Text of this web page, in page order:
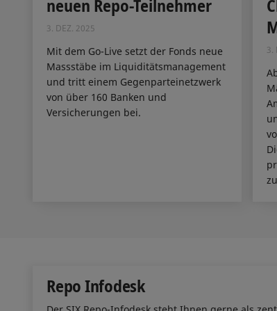
neuen Repo-Teilnehmer
3. DEZ. 2025
Mit dem Go-Live setzt der Fonds neue
Massstäbe im Liquiditätsmanagement
und tritt einem Gegenparteinetzwerk
von über 160 Banken und
Versicherungen bei.
3.
Repo Infodesk